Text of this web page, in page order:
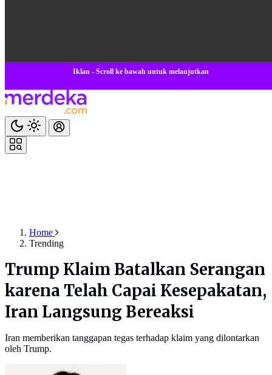
Iklan - Scroll ke bawah untuk melanjutkan
Home
Trending
Trump Klaim Batalkan Serangan
karena Telah Capai Kesepakatan,
Iran Langsung Bereaksi
Iran memberikan tanggapan tegas terhadap klaim yang dilontarkan
oleh Trump.